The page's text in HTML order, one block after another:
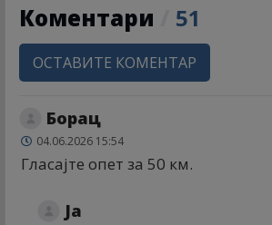
Коментари 51
ОСТАВИТЕ КОМЕНТАР
Борац
04.06.2026 15:54
Гласајте опет за 50 км.
Ја